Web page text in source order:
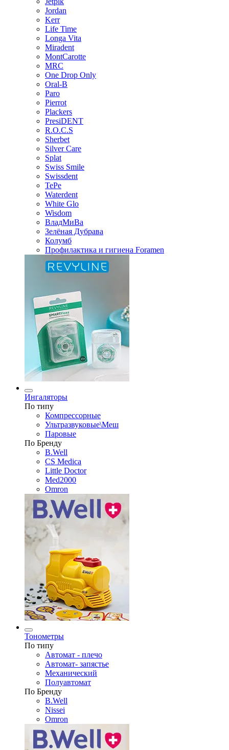
Jordan
Kerr
Life Time
Longa Vita
Miradent
MontCarotte
MRC
One Drop Only
Oral-B
Paro
Pierrot
Plackers
PresiDENT
R.O.C.S
Sherbet
Silver Care
Splat
Swiss Smile
Swissdent
TePe
Waterdent
White Glo
Wisdom
ВладМиВа
Зелёная Дубрава
Колумб
Профилактика и гигиена Foramen
Ингаляторы
По типу
Компрессорные
Ультразвуковые\Меш
Паровые
По Бренду
B.Well
CS Medica
Little Doctor
Med2000
Omron
Тонометры
По типу
Автомат - плечо
Автомат- запястье
Механический
Полуавтомат
По Бренду
B.Well
Nissei
Omron